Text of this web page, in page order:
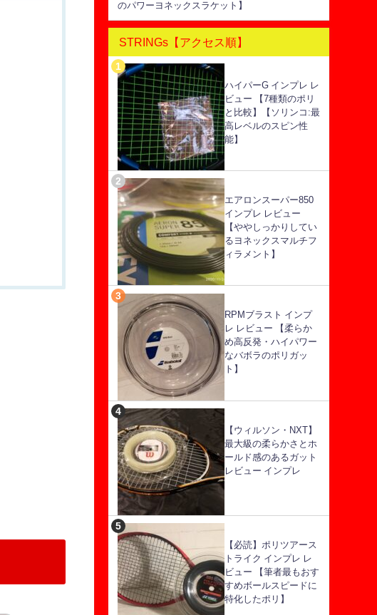
のパワーヨネックスラケット】
STRINGs【アクセス順】
ハイパーG インプレ レ
ビュー 【7種類のポリ
と比較】【ソリンコ:最
高レベルのスピン性
能】
エアロンスーパー850
インプレ レビュー
【ややしっかりしてい
るヨネックスマルチフ
ィラメント】
RPMブラスト インプ
レ レビュー 【柔らか
め高反発・ハイパワー
なバボラのポリガッ
ト】
【ウィルソン・NXT】
最大級の柔らかさとホ
ールド感のあるガット
レビュー インプレ
【必読】ポリツアース
トライク インプレ レ
ビュー 【筆者最もおす
すめボールスピードに
特化したポリ】